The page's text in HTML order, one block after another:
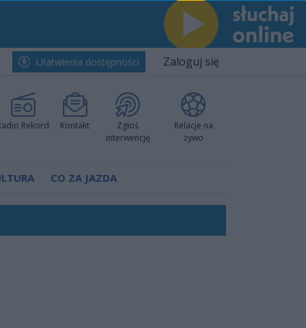
Ułatwienia dostępności Zaloguj się
Rekord Kontakt
Zgłoś
interwencję
Relacje na
żywo
CO ZA JAZDA
pokazali klasę
nową sportową tradycję"